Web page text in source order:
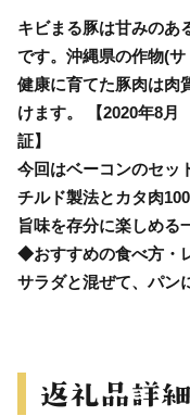
キビまる豚は甘みのあ
です。沖縄県の作物(
健康に育てた豚肉は肉
けます。 【2020年8
証】
今回はベーコンのセッ
チルド製法とカタ肉
旨味を存分に楽しめる
◆おすすめの食べ方・
サラダと混ぜて、パン